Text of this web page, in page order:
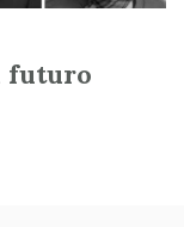
futuro